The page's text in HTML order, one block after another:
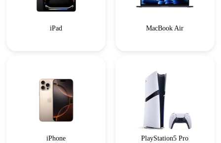
iPad MacBook Air
iPhone PlayStation5 Pro